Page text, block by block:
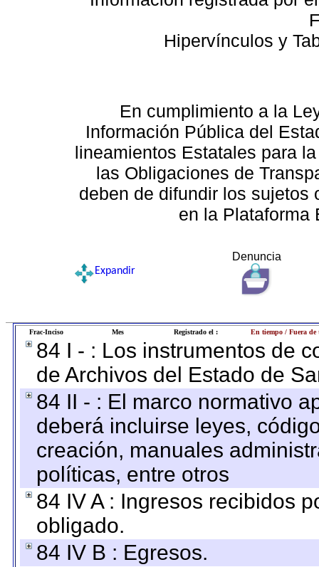
Hipervínculos y
En cumplimiento a la
Información Pública del
lineamientos Estatales para
las Obligaciones de
deben de difundir los sujetos
en la Plataforma
Denuncia
Expandir
Frac-Inciso Mes Registrado el : En tiempo / Fuera de
84 I - : Los instrumentos de
de Archivos del Estado de
84 II - : El marco normativo
deberá incluirse leyes,
creación, manuales
políticas, entre otros
84 IV A : Ingresos recibidos
obligado.
84 IV B : Egresos.